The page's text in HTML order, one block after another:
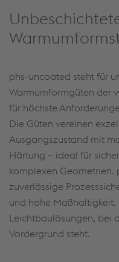
phs-uncoated steht für
Warmumformgüten der
für höchste
Die Güten vereinen
Ausgangszustand mit
Härtung – ideal für
komplexen
zuverlässige
und hohe Maßhaltigkeit.
Leichtbaulösungen, bei
Vordergrund steht.